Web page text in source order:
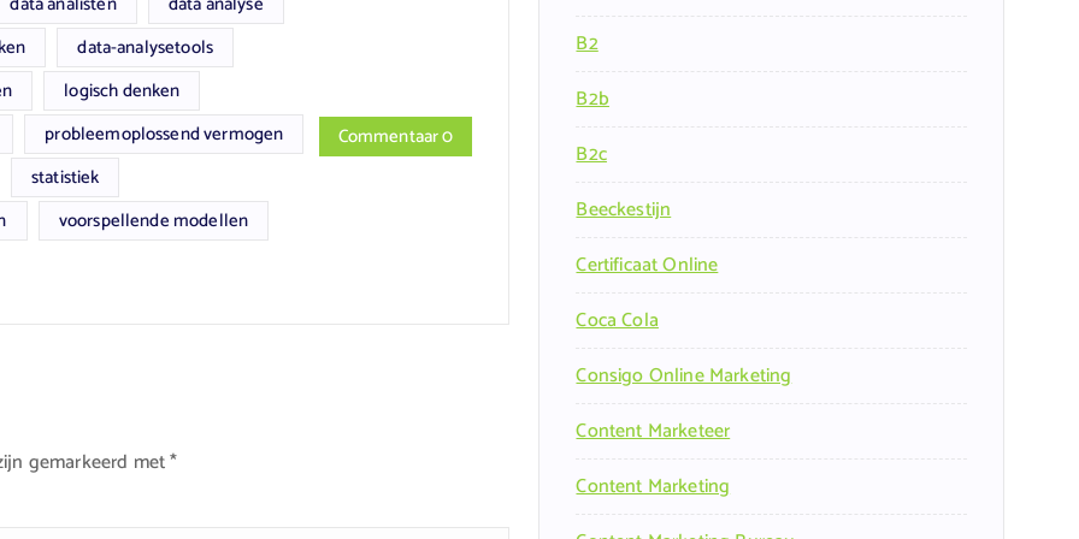
data-analysetools
logisch denken
probleemoplossend vermogen
statistiek
voorspellende modellen
Commentaar 0
gemarkeerd met*
B2
B2b
B2c
Beeckestijn
Certificaat Online
Coca Cola
Consigo Online Marketing
Content Marketeer
Content Marketing